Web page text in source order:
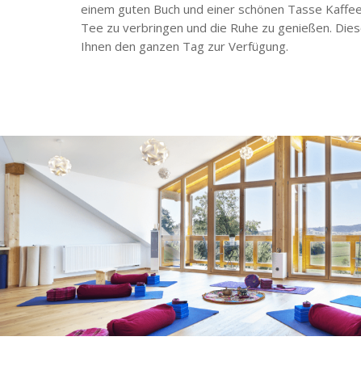
einem guten Buch und einer schönen Tasse
Tee zu verbringen und die Ruhe zu genießen.
Ihnen den ganzen Tag zur Verfügung.